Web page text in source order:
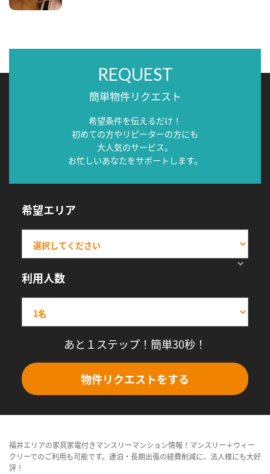
REQUEST
簡単物件リクエスト
希望条件を伝えるだけ！
初めての方やリピーターの方にも
大人気のサービス。
お忙しいあなたをサポートします。
希望エリア
利用人数
あと１ステップ！簡単30秒！
物件リクエストをする
福井エリアの家具家電付きマンスリーマンション情報！マンスリー＋ウィー
クリーでのご利用も可能です。連泊・長期出張の経費削減に、法人様にも大好
評！